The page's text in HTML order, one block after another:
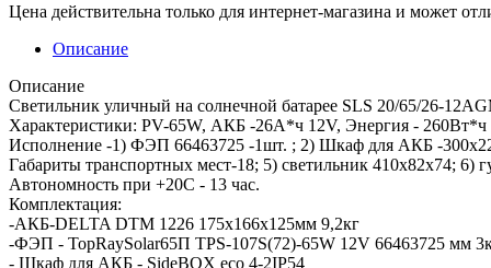
Цена действительна только для интернет-магазина и может
Описание
Описание
Светильник уличный на солнечной батарее SLS 20/65/26-
Характеристики: PV-65W, АКБ -26А*ч 12V, Энергия -
Исполнение -1) ФЭП 66463725 -1шт. ; 2) Шкаф для АКБ -
Габариты транспортных мест-18; 5) светильник 410x82x74; 6)
Автономность при +20С - 13 час.
Комплектация:
-АКБ-DELTA DTM 1226 175х166х125мм 9,2кг
-ФЭП - TopRaySolar65П TPS-107S(72)-65W 12V 66463725 мм
- Шкаф для АКБ - SideBOX eco 4-2IP54